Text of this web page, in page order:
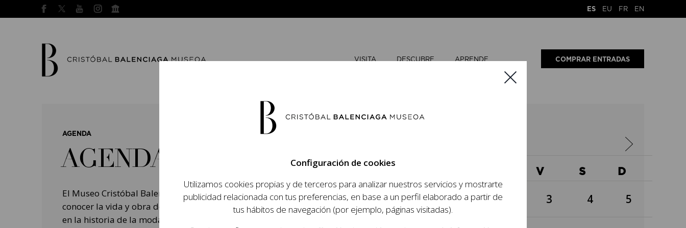
ES EU FR EN
VISITA DESCUBRE APRENDE COMPRAR ENTRADAS
AGENDA
AGENDA
El Museo Cristóbal Balenciaga tiene como objetivo dar a
conocer la vida y obra del prestigioso modista, su relevancia
en la historia de la moda, y la contemporaneidad de su legado.
V S D
1 3 4 5
Configuración de cookies
Utilizamos cookies propias y de terceros para analizar nuestros servicios y mostrarte
publicidad relacionada con tus preferencias, en base a un perfil elaborado a partir de
tus hábitos de navegación (por ejemplo, páginas visitadas).